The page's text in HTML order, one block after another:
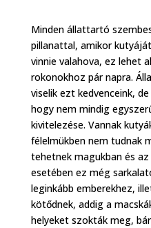
Minden állattartó
pillanattal, amikor
vinnie valahova, ez lehet
rokonokhoz pár napra.
viselik ezt kedvenceink,
hogy nem mindig
kivitelezése. Vannak
félelmükben nem tudnak
tehetnek magukban és
esetében ez még
leginkább emberekhez,
kötődnek, addig a
helyeket szokták meg,